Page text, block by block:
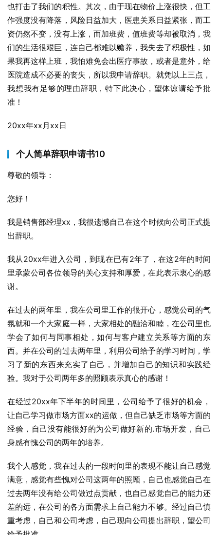
也打击了我们的积性。其次，由于现在物价上涨很快，但工
作强度没有降落，风险日益加大，医患关系日益紧张，而工
资仍然不变，没有上涨，而加班费，值班费等却被取消，我
们的生活很艰巨，连自己都难以赡养，我失去了积极性，如
果我再这样上班，我怕难免会出医疗事故，或者是意外，给
医院造成不必要的丧失，所以我申请辞职。就凭以上三点，
我想我有足够的理由辞职，特下此决心，望体谅请给予批
准！
20xx年xx月xx日
个人简单辞职申请书10
尊敬的领导：
您好！
我是销售部经理xx，我很遗憾自己在这个时候向公司正式提
出辞职。
我从20xx年进入公司，到现在已有2年了，在这2年的时间
里承蒙公司各位领导的关心支持和厚爱，在此表示衷心的感
谢。
在过去的两年里，我在公司里工作的很开心，感觉公司的气
氛就和一个大家庭一样，大家相处的融洽和睦，在公司里也
学会了如何与同事相处，如何与客户建立关系等方面的东
西。并在公司的过去两年里，利用公司给予的学习时间，学
习了新的东西来充实了自己，并增加自己的知识和实践经
验。我对于公司两年多的照顾表示真心的感谢！
在经过20xx年下半年的时间里，公司给予了很好的机会，
让自己学习做市场方面xx的运做，但自己缺乏市场等方面的
经验，自己没有能很好的为公司做好新的.市场开发，自己
身感有愧公司的两年的培养。
我个人感觉，我在过去的一段时间里的表现不能让自己感觉
满意，感觉有些愧对公司这两年的照顾，自己也感觉自己在
过去两年没有给公司做过点贡献，也自己感觉自己的能力还
差的远，在公司的各方面需求上自己能力不够。经过自己慎
重考虑，自己和公司考虑，自己现向公司提出辞职，望公司